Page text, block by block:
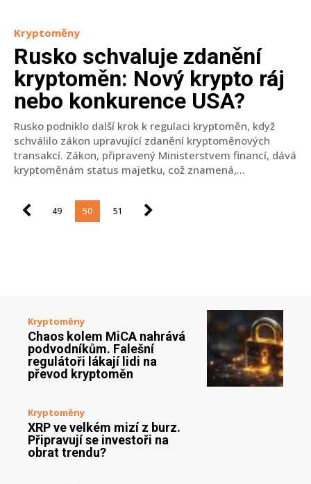
Kryptoměny
Rusko schvaluje zdanění
kryptoměn: Nový krypto ráj
nebo konkurence USA?
Rusko podniklo další krok k regulaci kryptoměn, když
schválilo zákon upravující zdanění kryptoměnových
transakcí. Zákon, připravený Ministerstvem financí, dává
kryptoměnám status majetku, což znamená,...
49 50 51
Kryptoměny
Chaos kolem MiCA nahrává
podvodníkům. Falešní
regulátoři lákají lidi na
převod kryptoměn
Kryptoměny
XRP ve velkém mizí z burz.
Připravují se investoři na
obrat trendu?